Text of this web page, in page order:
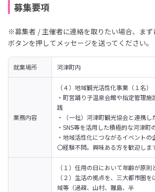
募集要項
※募集者 / 主催者に連絡を取りたい場合、まず
ボタンを押してメッセージを送ってください。
就業場所 河津町内
業務内容
（４）地域観光活性化事業（１名）
・町営踊り子温泉会館や指定管理
践
・（一社）河津町観光協会と連携し
・SNS等を活用した積極的な河津町
・地域活性化につながるイベント
〇経験不問。興味ある方を歓迎しま
（１）任用の日において年齢が原
（２）生活の拠点を、三大都市圏
域等（過疎、山村、離島、半